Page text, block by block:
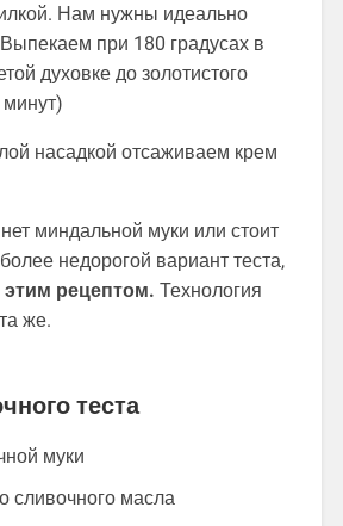
Нам нужны идеально
при 180 градусах в
духовке до золотистого
минут)
насадкой отсаживаем крем
миндальной муки или стоит
недорогой вариант теста,
этим рецептом. Технология
же.
теста
муки
сливочного масла